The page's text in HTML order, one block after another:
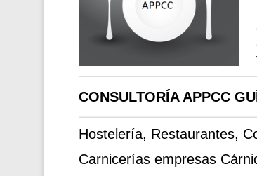
CONSULTORÍA APPCC
Hostelería, Restaurantes,
Carnicerías empresas